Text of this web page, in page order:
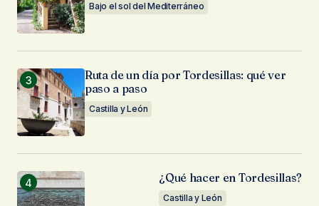
Bajo el sol del Mediterráneo
Ruta de un día por Tordesillas: qué ver
paso a paso
Castilla y León
¿Qué hacer en Tordesillas?
Castilla y León